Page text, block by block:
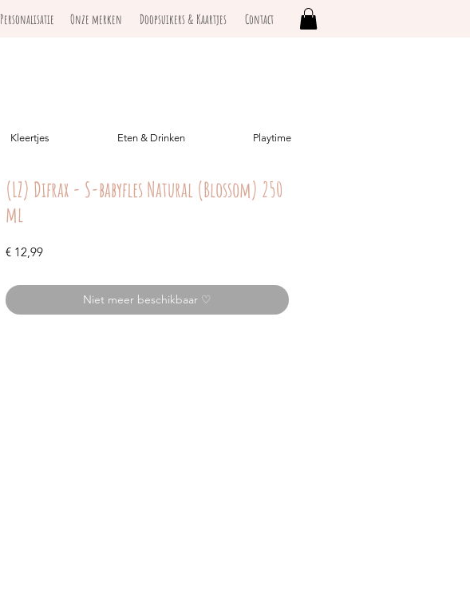
Doopsuikers & Kaartjes Contact
Onze merken
Personalisatie
Kleertjes Eten & Drinken Playtime
(LZ) Difrax - S-babyfles Natural (Blossom) 250
ml
€ 12,99Prijs
Niet meer beschikbaar ♡